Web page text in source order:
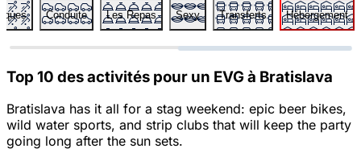
Conduite Les Repas Sexy Transferts Hébergement
Top 10 des activités pour un EVG à Bratislava
Bratislava has it all for a stag weekend: epic beer bikes,
wild water sports, and strip clubs that will keep the party
going long after the sun sets.